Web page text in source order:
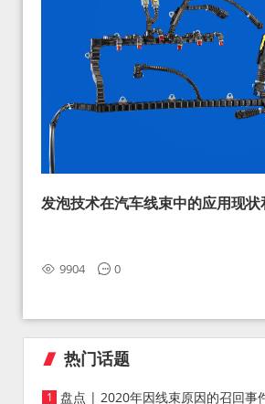
发泡技术在汽车线束中的应用现状
9904 0
热门话题
盘点 | 2020年因线束原因的召回事